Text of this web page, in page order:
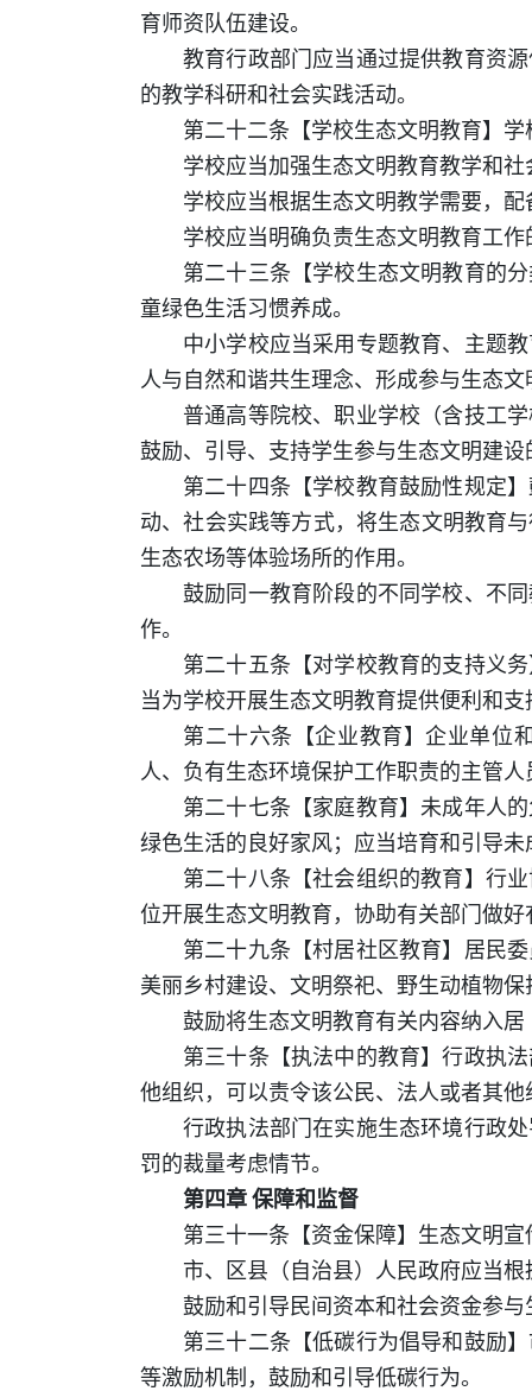
育师资队伍建设。
教育行政部门应当通过提供教育资
的教学科研和社会实践活动。
第二十二条【学校生态文明教育】
学校应当加强生态文明教育教学和
学校应当根据生态文明教学需要，
学校应当明确负责生态文明教育工作
第二十三条【学校生态文明教育的
童绿色生活习惯养成。
中小学校应当采用专题教育、主题
人与自然和谐共生理念、形成参与生态
普通高等院校、职业学校（含技工
鼓励、引导、支持学生参与生态文明建
第二十四条【学校教育鼓励性规定
动、社会实践等方式，将生态文明教育
生态农场等体验场所的作用。
鼓励同一教育阶段的不同学校、不
作。
第二十五条【对学校教育的支持义
当为学校开展生态文明教育提供便利和支
第二十六条【企业教育】企业单位
人、负有生态环境保护工作职责的主管
第二十七条【家庭教育】未成年人
绿色生活的良好家风；应当培育和引导
第二十八条【社会组织的教育】行
位开展生态文明教育，协助有关部门做
第二十九条【村居社区教育】居民
美丽乡村建设、文明祭祀、野生动植物
鼓励将生态文明教育有关内容纳入
第三十条【执法中的教育】行政执
他组织，可以责令该公民、法人或者其
行政执法部门在实施生态环境行政
罚的裁量考虑情节。
第四章 保障和监督
第三十一条【资金保障】生态文明
市、区县（自治县）人民政府应当
鼓励和引导民间资本和社会资金参
第三十二条【低碳行为倡导和鼓励
等激励机制，鼓励和引导低碳行为。